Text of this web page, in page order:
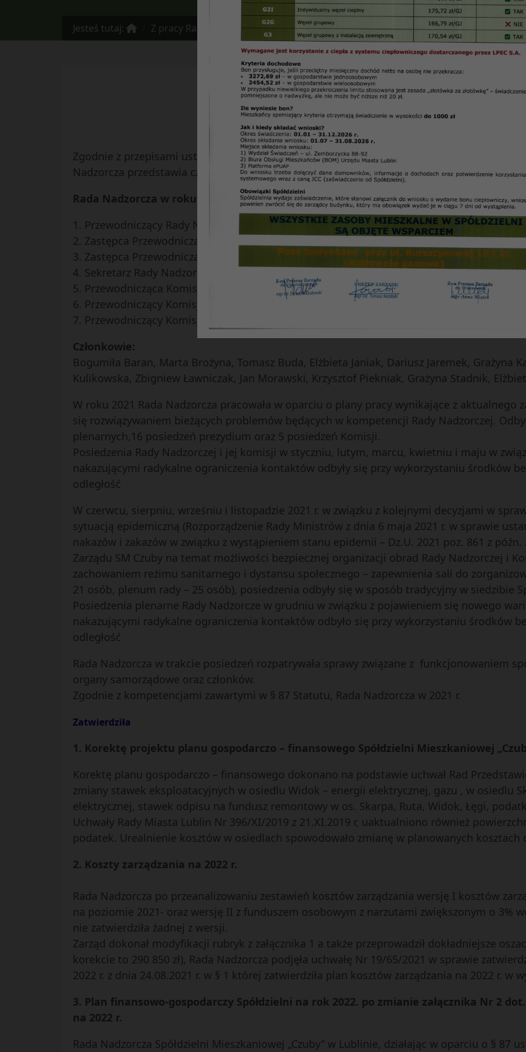
Jesteś tutaj: Z pracy Rady Nadzorczej Sprawozdanie z pracy Rady Nadzorczej z roku 2021
S P R A W O Z D A N I E
Rady Nadzorczej Spółdzielni Mieszkaniowej „Czuby” w
z działalności w 2021 roku
Zgodnie z przepisami ustawy – Prawo spółdzielcze, ustawy o spółdzielniach
Nadzorcza przedstawia członkom Spółdzielni sprawozdanie ze swej działalności w roku
Rada Nadzorcza w roku 2021 pracowała w składzie:
1. Przewodniczący Rady Nadzorczej – Andrzej Turski
2. Zastępca Przewodniczącego Rady Nadzorczej – Jerzy Kaczmarski
3. Zastępca Przewodniczącego Rady Nadzorczej – Zbigniew Gontarz
4. Sekretarz Rady Nadzorczej – Danuta Przybyś – Ziemba
5. Przewodnicząca Komisji Rewizyjnej – Ewa Kosiak
6. Przewodniczący Komisji Gospodarki Zasobami Mieszkaniowymi i Inwestycji – Edward
7. Przewodniczący Komisji Kulturalno – Oświatowej – Waldemar Żak
Członkowie:
Bogumiła Baran, Marta Brożyna, Tomasz Buda, Elżbieta Janiak, Dariusz Jaremek, Grażyna
Kulikowska, Zbigniew Ławniczak, Jan Morawski, Krzysztof Piekniak, Grażyna Stadnik,
W roku 2021 Rada Nadzorcza pracowała w oparciu o plany pracy wynikające z aktualnego
się rozwiązywaniem bieżących problemów będących w kompetencji Rady Nadzorczej.
plenarnych,16 posiedzeń prezydium oraz 5 posiedzeń Komisji.
Posiedzenia Rady Nadzorczej i jej komisji w styczniu, lutym, marcu, kwietniu i maju w
nakazującymi radykalne ograniczenia kontaktów odbyły się przy wykorzystaniu środków
odległość
W czerwcu, sierpniu, wrześniu i listopadzie 2021 r. w związku z kolejnymi decyzjami w
sytuacją epidemiczną (Rozporządzenie Rady Ministrów z dnia 6 maja 2021 r. w sprawie
nakazów i zakazów w związku z wystąpieniem stanu epidemii – Dz.U. 2021 poz. 861 z
Zarządu SM Czuby na temat możliwości bezpiecznej organizacji obrad Rady Nadzorczej i
zachowaniem reżimu sanitarnego i dystansu społecznego – zapewnienia sali do
21 osób, plenum rady – 25 osób), posiedzenia odbyły się w sposób tradycyjny w siedzibie
Posiedzenia plenarne Rady Nadzorcze w grudniu w związku z pojawieniem się nowego
nakazującymi radykalne ograniczenia kontaktów odbyło się przy wykorzystaniu środków
odległość
Rada Nadzorcza w trakcie posiedzeń rozpatrywała sprawy związane z funkcjonowaniem
organy samorządowe oraz członków.
Zgodnie z kompetencjami zawartymi w § 87 Statutu, Rada Nadzorcza w 2021 r.
Zatwierdziła
1. Korektę projektu planu gospodarczo – finansowego Spółdzielni Mieszkaniowej
Korektę planu gospodarczo – finansowego dokonano na podstawie uchwał Rad
zmiany stawek eksploatacyjnych w osiedlu Widok – energii elektrycznej, gazu , w osiedlu
elektrycznej, stawek odpisu na fundusz remontowy w os. Skarpa, Ruta, Widok, Łęgi,
Uchwały Rady Miasta Lublin Nr 396/XI/2019 z 21.XI.2019 r, uaktualniono również
podatek. Urealnienie kosztów w osiedlach spowodowało zmianę w planowanych kosztach
2. Koszty zarządzania na 2022 r.
Rada Nadzorcza po przeanalizowaniu zestawień kosztów zarządzania wersję I kosztów
na poziomie 2021- oraz wersję II z funduszem osobowym z narzutami zwiększonym o 3%
nie zatwierdziła żadnej z wersji.
Zarząd dokonał modyfikacji rubryk z załącznika 1 a także przeprowadził dokładniejsze
korekcie to 290 850 zł), Rada Nadzorcza podjęła uchwałę Nr 19/65/2021 w sprawie
2022 r. z dnia 24.08.2021 r. w § 1 której zatwierdziła plan kosztów zarządzania na 2022 r. w
3. Plan finansowo-gospodarczy Spółdzielni na rok 2022. po zmianie załącznika Nr 2
na 2022 r.
Rada Nadzorcza Spółdzielni Mieszkaniowej „Czuby” w Lublinie, działając w oparciu o § 87